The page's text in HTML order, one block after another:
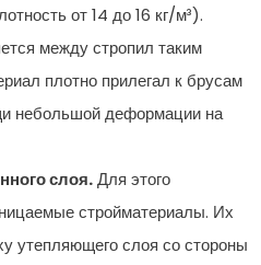
от 14 до 16 кг/м³).
между стропил таким
плотно прилегал к брусам
небольшой деформации на
слоя.Для этого
стройматериалы. Их
утепляющего слоя со стороны